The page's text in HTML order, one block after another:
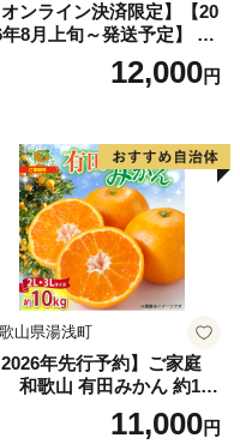
オンライン決済限定】【20
8月上旬～発送予定】 先
予約 「浅間水蜜桃プレミ
ム」 もも あかつき 秀品 約
果肉 長野県産 小諸市
12,000円
山県湯浅町
2026年先行予約】ご家庭
和歌山 有田みかん 約10k
(2L、3Lサイズ)【湯浅町】
11,000円